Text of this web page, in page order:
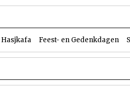
Hasjkafa Feest- en Gedenkdagen